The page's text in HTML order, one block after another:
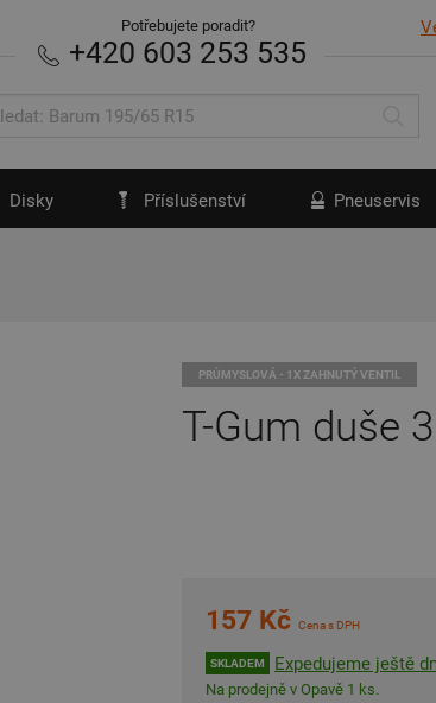
Potřebujete poradit?
+420 603 253 535
Disky Příslušenství Pneuservis
PRŮMYSLOVÁ - 1X ZAHNUTÝ VENTIL
T-Gum duše
157 Kč Cena s DPH
SKLADEM Expedujeme ještě
Na prodejně v Opavě 1 ks.